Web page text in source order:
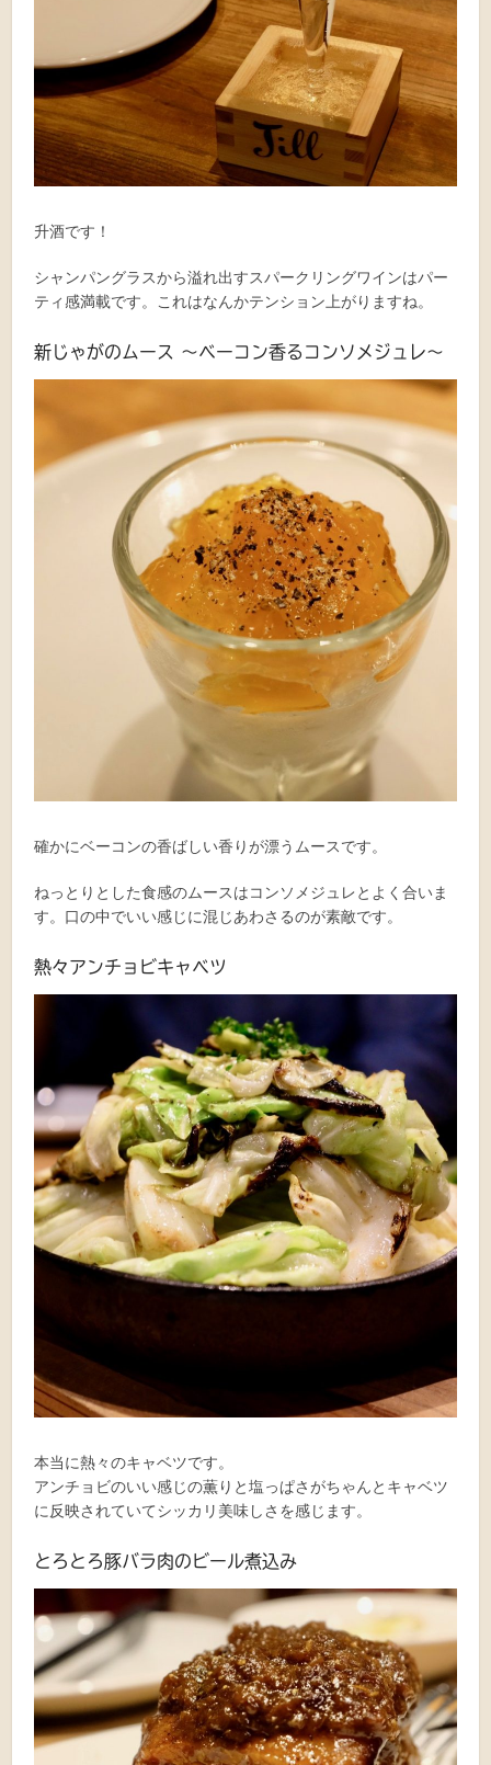
升酒です！
シャンパングラスから溢れ出すスパークリングワインはパー
ティ感満載です。これはなんかテンション上がりますね。
新じゃがのムース 〜ベーコン香るコンソメジュレ〜
確かにベーコンの香ばしい香りが漂うムースです。
ねっとりとした食感のムースはコンソメジュレとよく合いま
す。口の中でいい感じに混じあわさるのが素敵です。
熱々アンチョビキャベツ
本当に熱々のキャベツです。
アンチョビのいい感じの薫りと塩っぱさがちゃんとキャベツ
に反映されていてシッカリ美味しさを感じます。
とろとろ豚バラ肉のビール煮込み